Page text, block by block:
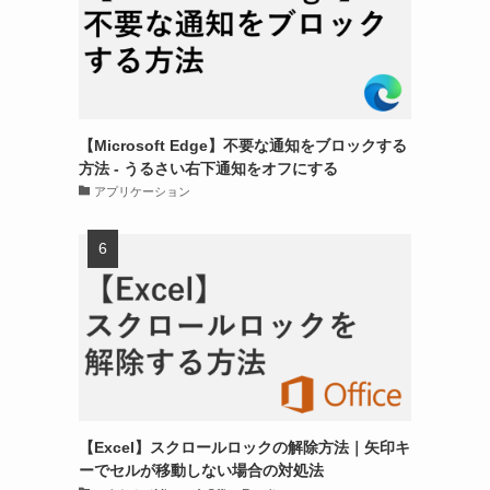
【Microsoft Edge】不要な通知をブロックする
方法 - うるさい右下通知をオフにする
アプリケーション
【Excel】スクロールロックの解除方法｜矢印キ
ーでセルが移動しない場合の対処法